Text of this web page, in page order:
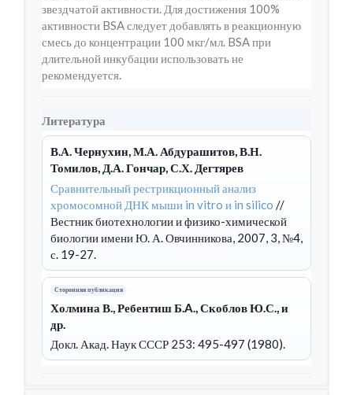
звездчатой активности. Для достижения 100%
активности BSA следует добавлять в реакционную
смесь до концентрации 100 мкг/мл. BSA при
длительной инкубации использовать не
рекомендуется.
Литература
В.А. Чернухин, М.А. Абдурашитов, В.Н.
Томилов, Д.А. Гончар, С.Х. Дегтярев
Сравнительный рестрикционный анализ
хромосомной ДНК мыши in vitro и in silico //
Вестник биотехнологии и физико-химической
биологии имени Ю. А. Овчинникова, 2007, 3, №4,
с. 19-27.
Сторонняя публикация
Холмина В., Ребентиш Б.A., Скоблов Ю.С., и
др.
Докл. Акад. Наук СССР 253: 495-497 (1980).